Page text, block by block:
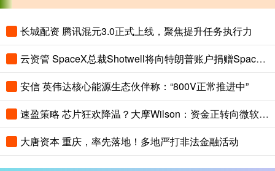
长城配资 腾讯混元3.0正式上线，聚焦提升任务执行力
云资管 SpaceX总裁Shotwell将向特朗普账户捐赠SpaceX股票
安信 英伟达核心能源生态伙伴称：“800V正常推进中”
速盈策略 芯片狂欢降温？大摩Wilson：资金正转向微软、亚马逊等AI超算巨头
大唐资本 重庆，率先落地！多地严打非法金融活动